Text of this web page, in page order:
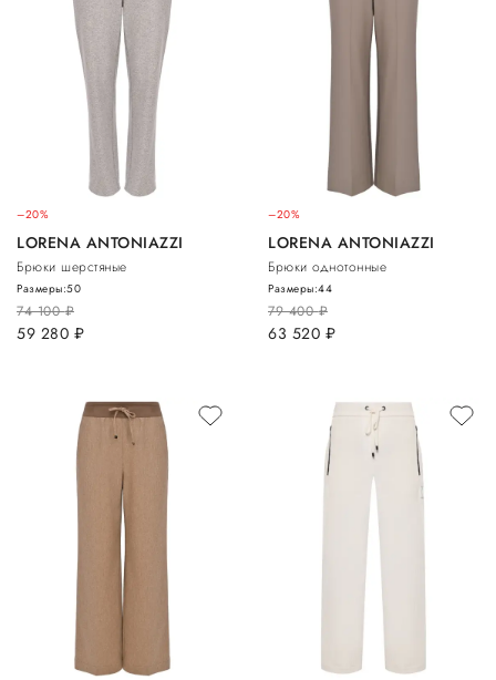
–20%
LORENA ANTONIAZZI
Брюки шерстяные
74 100руб.
59 280 руб.
Размеры:50
–20%
LORENA ANTONIAZZI
Брюки однотонные
79 400руб.
63 520 руб.
Размеры:44